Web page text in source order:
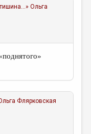
Ольга
Флярковская